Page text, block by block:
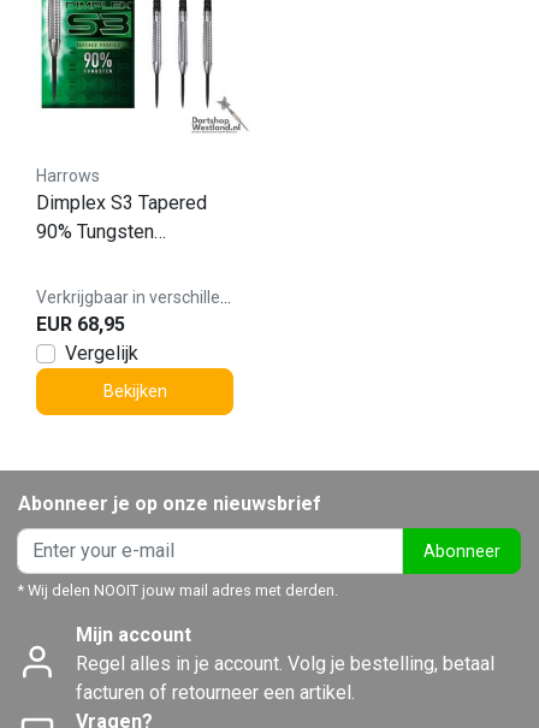
Harrows
Dimplex S3 Tapered
90% Tungsten
EUR 68,95
Vergelijk
Bekijken
Abonneer je op onze nieuwsbrief
Abonneer
* Wij delen NOOIT jouw mail adres met derden.
Mijn account
Regel alles in je account. Volg je bestelling, betaal
facturen of retourneer een artikel.
Vragen?